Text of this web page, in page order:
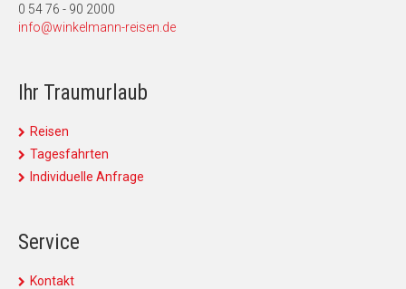
0 54 76 - 90 2000
info@winkelmann-reisen.de
Ihr Traumurlaub
Reisen
Tagesfahrten
Individuelle Anfrage
Service
Kontakt